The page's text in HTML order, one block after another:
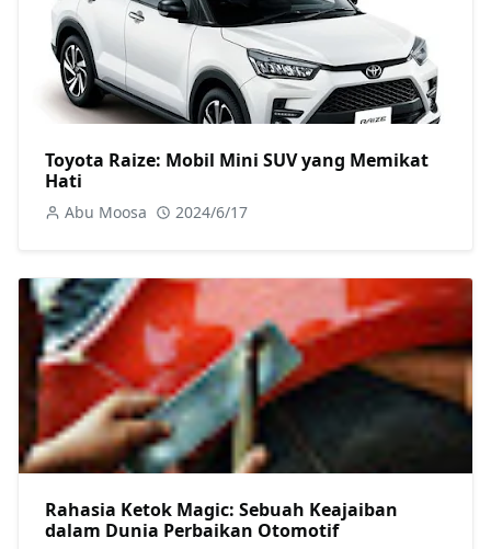
Toyota Raize: Mobil Mini SUV yang Memikat
Hati
Abu Moosa 2024/6/17
Rahasia Ketok Magic: Sebuah Keajaiban
dalam Dunia Perbaikan Otomotif